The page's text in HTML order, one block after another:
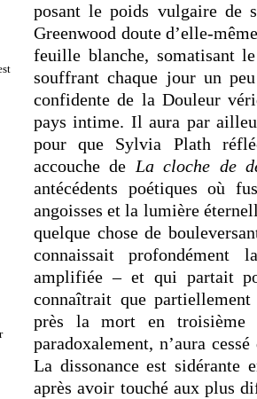
posant le poids vulgaire de
Greenwood doute d’elle-
feuille blanche, somatisant
souffrant chaque jour un
confidente de la Douleur
pays intime. Il aura par
pour que Sylvia Plath
accouche de La cloche de
antécédents poétiques où
angoisses et la lumière
quelque chose de
connaissait
amplifiée – et qui partait
connaîtrait que
près la mort en troisième
paradoxalement, n’aura
La dissonance est sidérante
après avoir touché aux plus